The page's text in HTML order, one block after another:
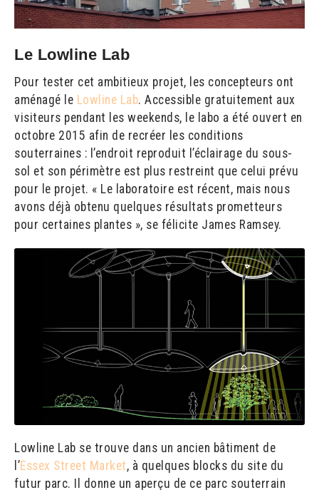
Le Lowline Lab
Pour tester cet ambitieux projet, les concepteurs ont
aménagé le Lowline Lab. Accessible gratuitement aux
visiteurs pendant les weekends, le labo a été ouvert en
octobre 2015 afin de recréer les conditions
souterraines : l’endroit reproduit l’éclairage du sous-
sol et son périmètre est plus restreint que celui prévu
pour le projet. « Le laboratoire est récent, mais nous
avons déjà obtenu quelques résultats prometteurs
pour certaines plantes », se félicite James Ramsey.
Lowline Lab se trouve dans un ancien bâtiment de
l’Essex Street Market, à quelques blocks du site du
futur parc. Il donne un aperçu de ce parc souterrain